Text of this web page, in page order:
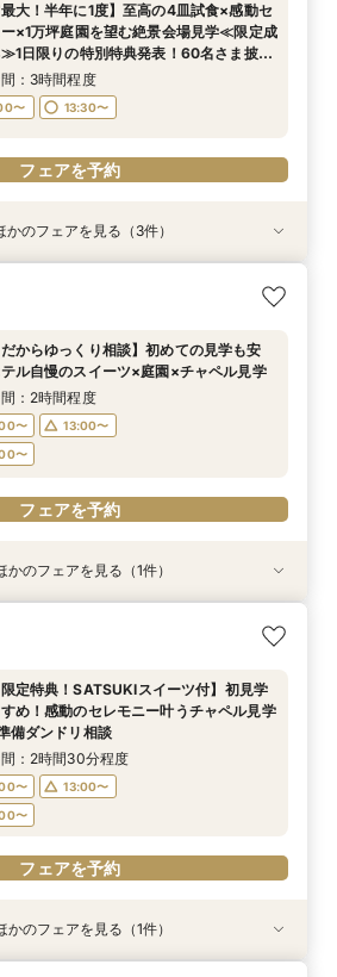
間：2時間程度
〜
13:00〜
〜
最大！半年に1度】至高の4皿試食×感動セ
×1万坪庭園を望む絶景会場見学≪限定成
日限りの特別特典発表！60名さま披露
、最大70万円お得！
：3時間程度
〜 13:30〜
フェアを予約
BIGフェア【1万坪の日本庭園】本格神殿
絶景会場×受け継がれるローストビーフ
名さま披露宴の場合、最大70万円お得！
間：3時間程度
フェアを予約
1度のBIGフェア】2〜3件目見学におす
理・見積り・おもてなしを他会場と比較
を整理し、本命会場を見極めたい方へ
間：3時間程度
フェアを予約
学のラストに／チャペル入場体験×庭見
場×食のオータニ『絶景ビュッフェ』ご
ま披露宴の場合、最大70万円お得！
間：2時間程度
フェアを予約
かのフェアを見る（3件）
だからゆっくり相談】初めての見学も安
ル自慢のスイーツ×庭園×チャペル見学
：2時間程度
〜
13:00〜
〜
フェアを予約
日本の結婚式】本格神殿＆1万坪の庭園
会場×パティスリーSATSUKIスイーツ体
間：2時間程度
〜
13:00〜
〜
フェアを予約
かのフェアを見る（1件）
限定特典！SATSUKIスイーツ付】初見学
め！感動のセレモニー叶うチャペル見学
備ダンドリ相談
：2時間30分程度
〜
13:00〜
〜
フェアを予約
かのフェアを見る（1件）